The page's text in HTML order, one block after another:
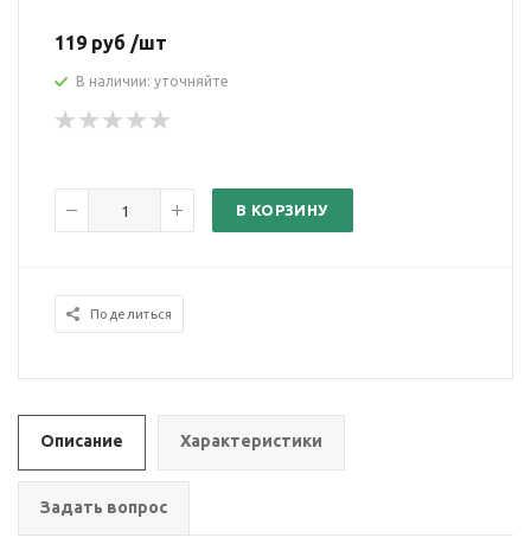
119 руб /шт
В наличии: уточняйте
В КОРЗИНУ
Поделиться
Описание Характеристики
Задать вопрос